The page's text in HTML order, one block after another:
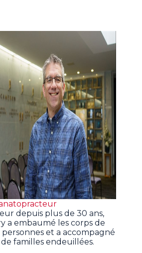
depuis plus de 30 ans,
a embaumé les corps de
et a accompagné
familles endeuillées.